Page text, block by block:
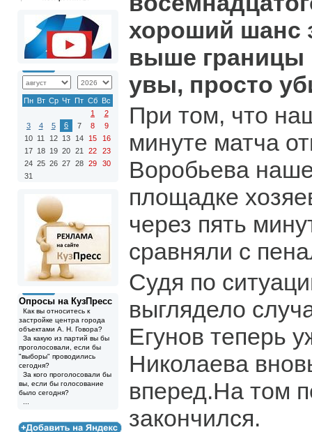
Пн Вт Ср Чт Пт Сб Вс
1
2
3
4 5 6 7 8
9
10 11 12 13 14 15
16
17 18 19 20 21 22
23
24 25 26 27 28 29
30
31
Опросы на КузПресс
Как вы относитесь к
застройке центра города
объектами А. Н. Говора?
За какую из партий вы бы
проголосовали, если бы
"выборы" проводились
сегодня?
За кого проголосовали бы
вы, если бы голосование
было сегодня?
хороший шанс
выше границы
увы, просто
При том, что
минуте матча
Воробьева
площадке
через пять
сравняли с
Судя по
выглядело
Егунов теперь
Николаева
вперед.На том
закончился.